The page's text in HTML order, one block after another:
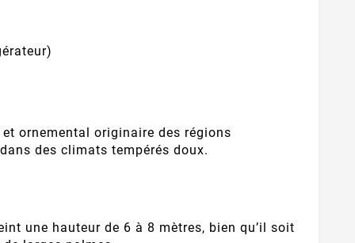
ornemental originaire des régions
des climats tempérés doux.
une hauteur de 6 à 8 mètres, bien qu’il soit